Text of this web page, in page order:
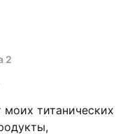
развязаны.
2
моих титанических